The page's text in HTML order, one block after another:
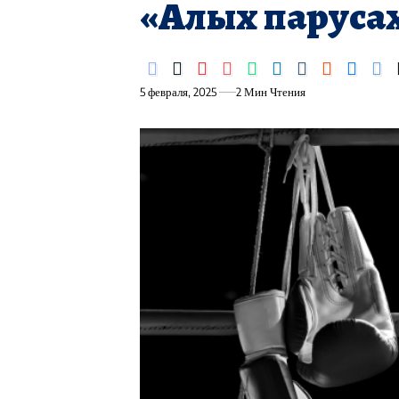
«Алых
5 февраля, 2025 2 Мин Чтения